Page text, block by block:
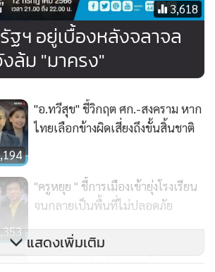
ห้พิธาลองอีกที ไม่ผ่านอีก ครั้งที่สามน่าจะ
ก.ค. ส่งเศรษฐามาชิมลางดูก่อนก็ได้ ไม่ผ่าน
งคน หากเปลี่ยนเพื่อไทยเป็นนายกฯ เสียง
ะกบกับก้าวไกลอยู่ ก็อาจไปไม่ถึงฝั่ง
ว แต่จะกล้าไหม ถ้ากล้าวันที่ 20 ก.ค. เพื่อ
ย แต่ก็จะถูกรถทัวร์ลงหมด คงเดินถนนไม่ได้
กไปถึง พ.ค. ประเทศจะเป็นยังไง งบ
ษฐกิจจะแย่ยังไง ไม่ใช่ความผิดของสอง
ด ส.ว. แรงกดดันก็จะไปที่ ส.ว.
เชื่อว่าทักษิณคุยกับพรรคอื่นก่อนหน้านี้
ลไม่ได้ ตอนนี้รอจังหวะความกล้าเท่านั้นเอง
3,618
ฐฯ อยู่เบื้องหลังจลาจล
ล้ม "มาครง"
"อ.ทวีสุข" ชี้วิกฤต ศก.-สงคราม หาก
ไทยเลือกข้างผิดเสี่ยงถึงขั้นสิ้นชาติ
"ครูหยุย " ชี้การเมืองเข้ายุ่งโรงเรียน
จนกลายเป็นพื้นที่ไม่ปลอดภัย
"วากเนอร์" ต้มตุ๋น CIA ครั้ง
แสดงเพิ่มเติม